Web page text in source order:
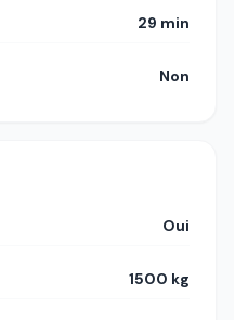
29 min
Non
Oui
1500 kg